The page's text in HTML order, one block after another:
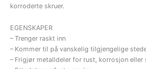
korroderte skruer.
EGENSKAPER
– Trenger raskt inn
– Kommer til på vanskelig tilgjengelige
– Frigjør metalldeler for rust, korrosjon eller